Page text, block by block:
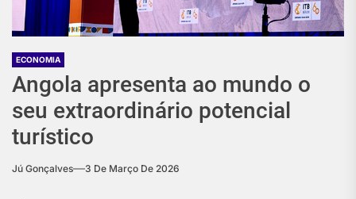
ECONOMIA
Angola apresenta ao mundo o
seu extraordinário potencial
turístico
Jú Gonçalves 3 De Março De 2026